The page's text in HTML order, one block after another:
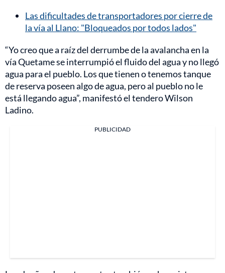
Las dificultades de transportadores por cierre de
la vía al Llano: "Bloqueados por todos lados"
“Yo creo que a raíz del derrumbe de la avalancha en la
vía Quetame se interrumpió el fluido del agua y no llegó
agua para el pueblo. Los que tienen o tenemos tanque
de reserva poseen algo de agua, pero al pueblo no le
está llegando agua”, manifestó el tendero Wilson
Ladino.
PUBLICIDAD